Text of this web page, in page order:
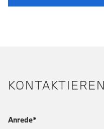
Anrede*